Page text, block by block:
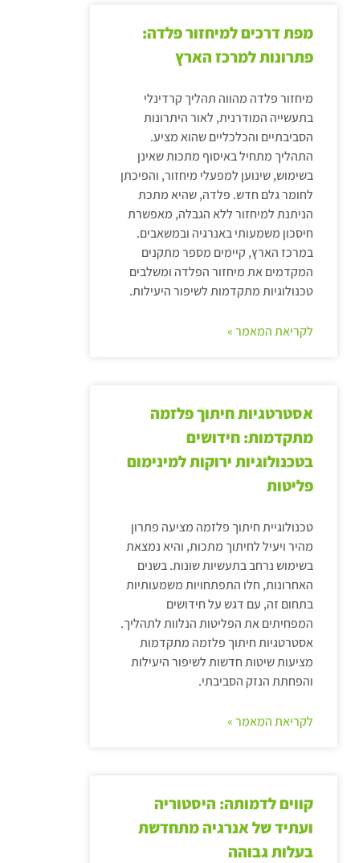
מפת דרכים למיחזור פלדה:
פתרונות למרכז הארץ
מיחזור פלדה מהווה תהליך קרדינלי
בתעשייה המודרנית, לאור היתרונות
הסביבתיים והכלכליים שהוא מציע.
התהליך מתחיל באיסוף מתכות שאינן
בשימוש, שינוען למפעלי מיחזור, והפיכתן
לחומר גלם חדש. פלדה, שהיא מתכת
הניתנת למיחזור ללא הגבלה, מאפשרת
חיסכון משמעותי באנרגיה ובמשאבים.
במרכז הארץ, קיימים מספר מתקנים
המקדמים את מיחזור הפלדה ומשלבים
טכנולוגיות מתקדמות לשיפור היעילות.
לקריאת המאמר »
אסטרטגיות חיתוך פלזמה
מתקדמות: חידושים
בטכנולוגיות ירוקות למינימום
פליטות
טכנולוגיית חיתוך פלזמה מציעה פתרון
מהיר ויעיל לחיתוך מתכות, והיא נמצאת
בשימוש נרחב בתעשיות שונות. בשנים
האחרונות, חלו התפתחויות משמעותיות
בתחום זה, עם דגש על חידושים
המפחיתים את הפליטות הנלוות לתהליך.
אסטרטגיות חיתוך פלזמה מתקדמות
מציעות שיטות חדשות לשיפור היעילות
והפחתת הנזק הסביבתי.
לקריאת המאמר »
קווים לדמותה: היסטוריה
ועתיד של אנרגיה מתחדשת
בעלות גבוהה